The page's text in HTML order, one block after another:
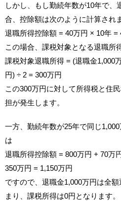
しかし、もし勤続年数が10年で、
合、控除額は次のように計算され
退職所得控除額 = 40万円 × 10年 =
この場合、課税対象となる退職所
課税対象退職所得 = (退職金1,000
円) ÷ 2 = 300万円
この300万円に対して所得税と住
担が発生します。
一方、勤続年数が25年で同じ
は
退職所得控除額 = 800万円 + 70万
350万円 = 1,150万円
ですので、退職金1,000万円は全
まり、課税所得は0円となります。